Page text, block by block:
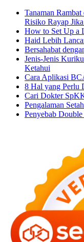
Tanaman
Risiko Rayap
How to Set Up a
Haid Lebih
Bersahabat
Jenis-Jenis
Ketahui
Cara Aplikasi
8 Hal yang Perlu
Cari Dokter
Pengalaman
Penyebab